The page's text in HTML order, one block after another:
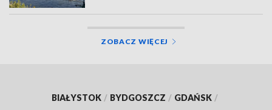
ZOBACZ WIĘCEJ
BIAŁYSTOK / BYDGOSZCZ / GDAŃSK /